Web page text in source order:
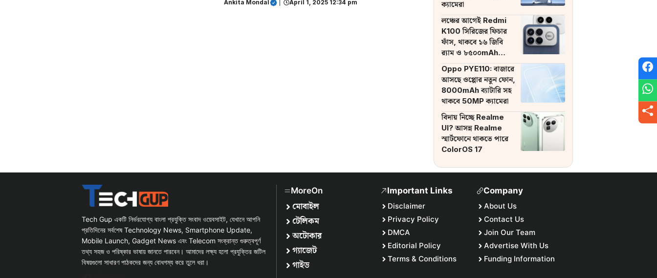
Ankita Mondal April 1, 2025 12:34 pm
ক্যামেরা
লঞ্চের আগেই Redmi
K100 সিরিজের ফিচার
ফাঁস, থাকবে ১৬ জিবি
র‌্যাম ও ৮৫০০mAh
ব্যাটারি
Oppo PYE110: বাজারে
আসছে ওপ্পোর নতুন ফোন,
8000mAh ব্যাটারি সহ
থাকবে 50MP ক্যামেরা
বিদায় নিচ্ছে Realme
UI? আসন্ন Realme
স্মার্টফোনে থাকতে পারে
ColorOS 17
Tech Gup একটি নির্ভরযোগ্য বাংলা প্রযুক্তি সংবাদ ওয়েবসাইট, যেখানে আপনি
প্রতিদিনের সর্বশেষ Technology News, Smartphone Update,
Mobile Launch, Gadget News এবং Telecom সংক্রান্ত গুরুত্বপূর্ণ
তথ্য সহজ ও পরিষ্কার ভাষায় জানতে পারবেন। আমাদের লক্ষ্য হলো প্রযুক্তির জটিল
বিষয়গুলো সাধারণ পাঠকদের জন্য বোধগম্য করে তুলে ধরা।
MoreOn
মোবাইল
টেলিকম
অটোকার
গ্যাজেট
গাইড
Important Links
Disclaimer
Privacy Policy
DMCA
Editorial Policy
Terms & Conditions
Company
About Us
Contact Us
Join Our Team
Advertise With Us
Funding Information